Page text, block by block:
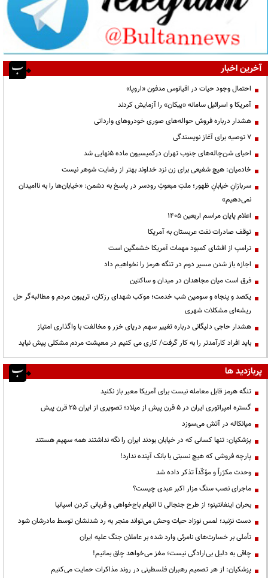
آخرین اخبار
احتمال وجود حیات در اقیانوس مدفون «اروپا»
آمریکا و اسرائیل سامانه «پیکان» را آزمایش کردند
هشدار درباره فروش حواله‌های صوری خودروهای وارداتی
۷ توصیه برای آغاز نویسندگی
احیای شن‌چاله‌های جنوب تهران درکمیسیون ماده ۵نهایی شد
خادمیان: هیچ شفیعی برای زن نزد خداوند بهتر از رضایت شوهر نیست
سربازانِ خیابانِ ظهور؛ ملتِ مبعوثِ رودسر در پاسخ به دشمن: «خیابان‌ها را به ناامیدان
نمی‌دهیم»
اعلام پایان مراسم اربعین ۱۴۰۵
توقف صادرات نفت عربستان به آمریکا
ترامپ از افشای کمبود مهمات آمریکا خشمگین است
اجازه باز شدن مسیر دوم در تنگه هرمز را نخواهیم داد
فرق است میان مجاهدان در میدان و ساکتین
یکصد و پنجاه و سومین شب خدمت؛ موکب شهدای رزکان، تریبون مردم و مطالبه‌گر حل
ریشه‌ای مشکلات شهری
هشدار حاجی دلیگانی درباره تغییر سهم دریای خزر و مخالفت با واگذاری امتیاز
باید افراد کارآمدتر را به کار گرفت/ کاری می کنیم در معیشت مردم مشکلی پیش نیاید
پربازدید ها
تنگه هرمز قابل معامله نیست برای آمریکا معبر باز نکنید
گستره امپراتوری ایران در ۵ قرن پیش از میلاد؛ تصویری از ایران ۲۵ قرن پیش
میانکاله در آتش می‌سوزد
پزشکیان: تنها کسانی که در خیابان بودند ایران را نگه نداشتند همه سهیم هستند
پارچه فروشی که هیچ نسبتی با بانک آینده ندارد!
وحدت مکرّراً و مؤکّداً تذکر داده شد
ماجرای نصب سنگ مزار اکبر عبدی چیست؟
بحران اینفانتینو؛ از طرح جنجالی تا اتهام باج‌خواهی و قربانی کردن اسپانیا
دست نزنید؛ لمس نوزاد حیات وحش می‌تواند منجر به رد شدنشان توسط مادرشان شود
تأملی بر خسارت‌های نامرئی وارد شده بر عاملان جنگ علیه ایران
چاقی به دلیل بی‌ارادگی نیست؛ مغز می‌خواهد چاق بمانیم!
پزشکیان: از هر تصمیم رهبران فلسطینی در روند مذاکرات حمایت می‌کنیم